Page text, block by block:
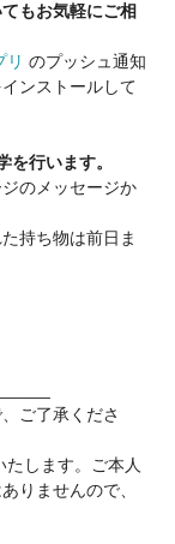
ろさ。
います♪
研修をご用意し
ーできるカリキ
す。
もお気軽にご相
リ のプッシュ通知
ンストールして
行います。
のメッセージか
持ち物は前日ま
ご了承くださ
たします。ご本人
りませんので、